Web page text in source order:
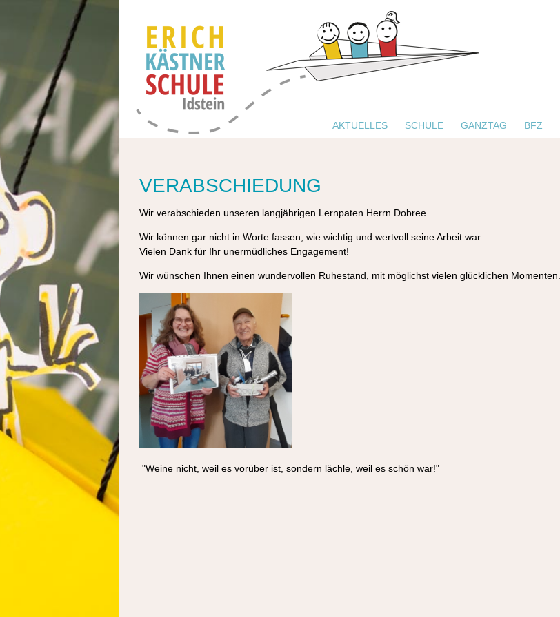
AKTUELLES SCHULE GANZTAG BFZ
VERABSCHIEDUNG
Wir verabschieden unseren langjährigen Lernpaten Herrn Dobree.
Wir können gar nicht in Worte fassen, wie wichtig und wertvoll seine Arbeit war.
Vielen Dank für Ihr unermüdliches Engagement!
Wir wünschen Ihnen einen wundervollen Ruhestand, mit möglichst vielen glücklichen Momenten.
"Weine nicht, weil es vorüber ist, sondern lächle, weil es schön war!"